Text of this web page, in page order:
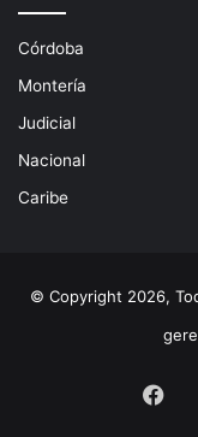
Córdoba
Montería
Judicial
Nacional
Caribe
© Copyright 2026,